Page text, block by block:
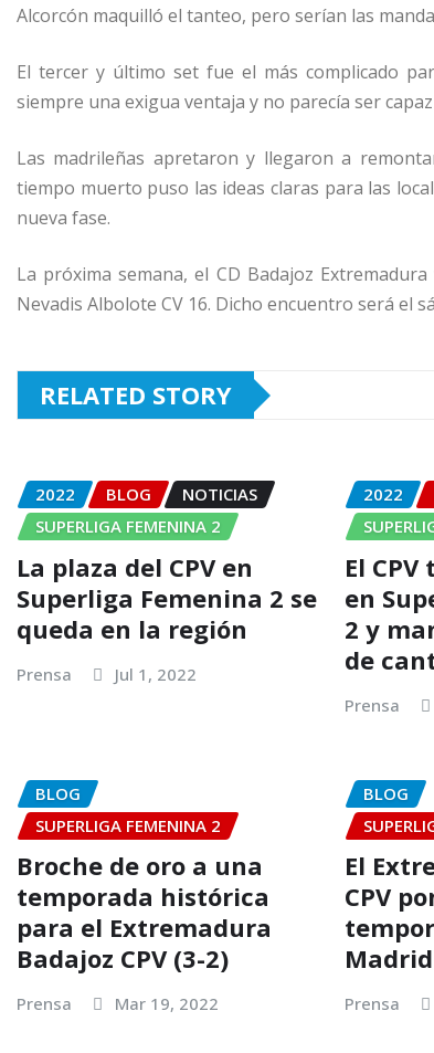
Alcorcón maquilló el tanteo, pero serían las
El tercer y último set fue el más complicado
siempre una exigua ventaja y no parecía ser
Las madrileñas apretaron y llegaron a
tiempo muerto puso las ideas claras para las
nueva fase.
La próxima semana, el CD Badajoz
Nevadis Albolote CV 16. Dicho encuentro será el
RELATED STORY
2022 BLOG
NOTICIAS
SUPERLIGA FEMENINA 2
La plaza del CPV en
Superliga Femenina 2 se
queda en la región
Prensa Jul 1, 2022
2022
El
en
2 y
de
Prensa
BLOG
SUPERLIGA FEMENINA 2
Broche de oro a una
temporada histórica
para el Extremadura
Badajoz CPV (3-2)
Prensa Mar 19, 2022
BLOG
El
CPV
Madrid
Prensa